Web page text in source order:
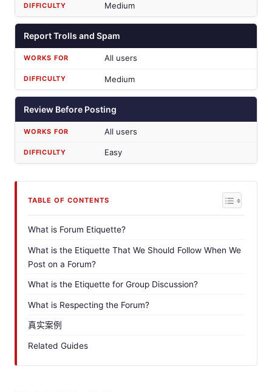
Medium
Report Trolls and Spam
All users
Medium
Review Before Posting
All users
Easy
TABLE OF CONTENTS
What is Forum Etiquette?
What is the Etiquette That We Should Follow When We
Post on a Forum?
What is the Etiquette for Group Discussion?
What is Respecting the Forum?
真实案例
Related Guides